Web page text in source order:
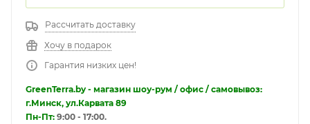
Рассчитать доставку
Хочу в подарок
Гарантия низких цен!
GreenTerra.by - магазин шоу-рум / офис / самовывоз:
г.Минск, ул.Карвата 89
Пн-Пт: 9:00 - 17:00.